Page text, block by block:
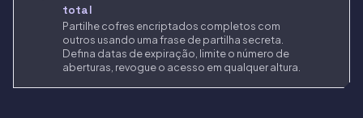
total
Partilhe cofres encriptados completos com
outros usando uma frase de partilha secreta.
Defina datas de expiração, limite o número de
aberturas, revogue o acesso em qualquer altura.